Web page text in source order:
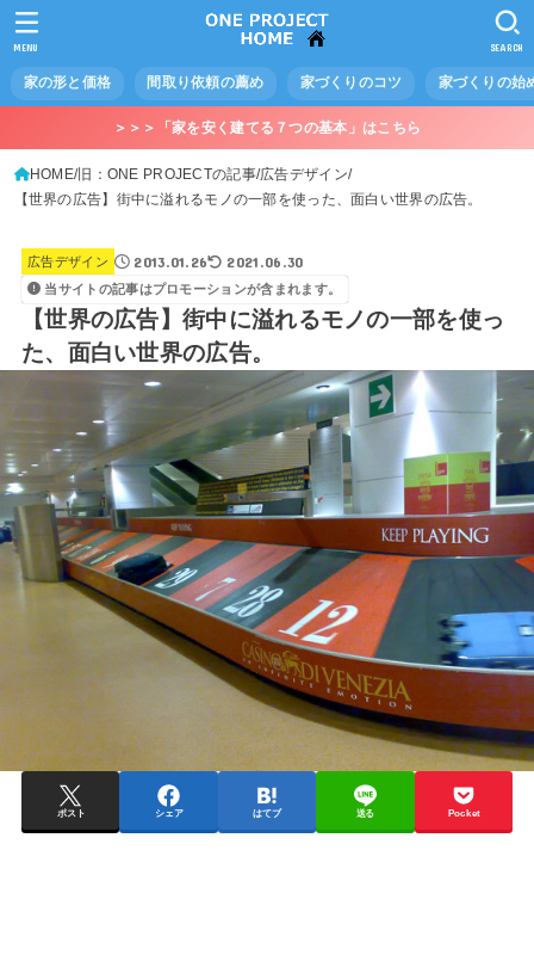
家の形と価格 間取り依頼の薦め 家づくりのコツ 家づくりの始
SEARCH
MENU
＞＞＞「家を安く建てる７つの基本」はこちら
HOME 旧：ONE PROJECTの記事 広告デザイン
【世界の広告】街中に溢れるモノの一部を使った、面白い世界の広告。
広告デザイン 2013.01.26 2021.06.30
当サイトの記事はプロモーションが含まれます。
【世界の広告】街中に溢れるモノの一部を使っ
た、面白い世界の広告。
ポスト シェア はてブ 送る Pocket